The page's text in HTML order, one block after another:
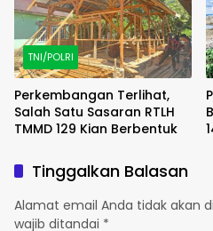
TNI/POLRI
Perkembangan Terlihat,
Salah Satu Sasaran RTLH
TMMD 129 Kian Berbentuk
Tinggalkan Balasan
Alamat email Anda tidak akan
wajib ditandai *